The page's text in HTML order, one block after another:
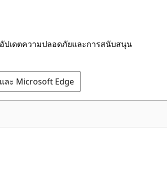
ปเดตความปลอดภัยและการสนับสนุน
ละ Microsoft Edge